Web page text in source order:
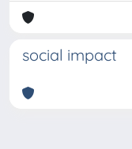
social impact